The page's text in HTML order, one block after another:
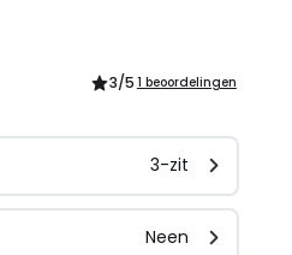
3/5 1 beoordelingen
3-zit
Neen